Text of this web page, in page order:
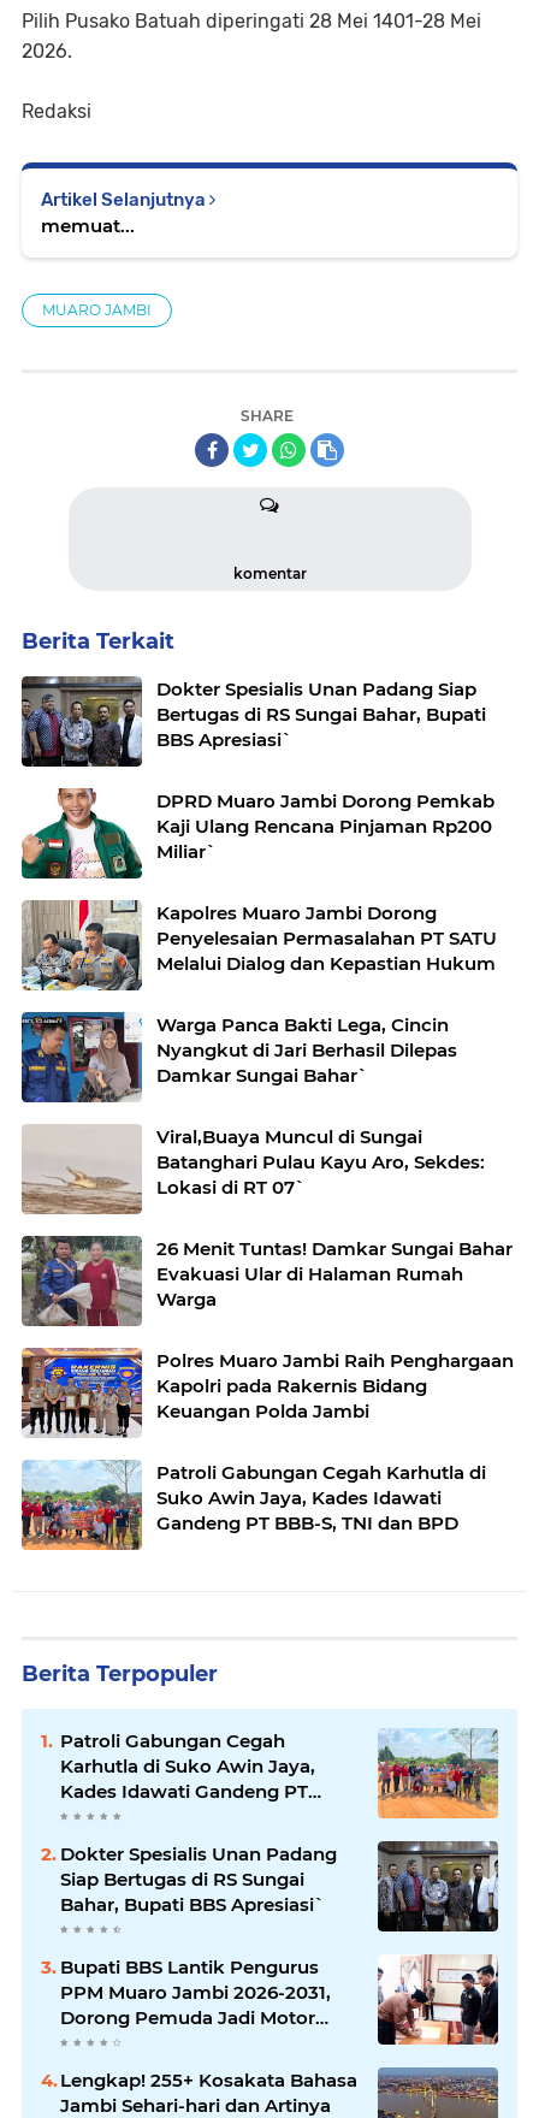
Pilih Pusako Batuah diperingati 28 Mei 1401-28 Mei
2026.
Redaksi
Artikel Selanjutnya
memuat...
MUARO JAMBI
SHARE
komentar
Berita Terkait
Dokter Spesialis Unan Padang Siap
Bertugas di RS Sungai Bahar, Bupati
BBS Apresiasi`
DPRD Muaro Jambi Dorong Pemkab
Kaji Ulang Rencana Pinjaman Rp200
Miliar`
Kapolres Muaro Jambi Dorong
Penyelesaian Permasalahan PT SATU
Melalui Dialog dan Kepastian Hukum
Warga Panca Bakti Lega, Cincin
Nyangkut di Jari Berhasil Dilepas
Damkar Sungai Bahar`
Viral,Buaya Muncul di Sungai
Batanghari Pulau Kayu Aro, Sekdes:
Lokasi di RT 07`
26 Menit Tuntas! Damkar Sungai Bahar
Evakuasi Ular di Halaman Rumah
Warga
Polres Muaro Jambi Raih Penghargaan
Kapolri pada Rakernis Bidang
Keuangan Polda Jambi
Patroli Gabungan Cegah Karhutla di
Suko Awin Jaya, Kades Idawati
Gandeng PT BBB-S, TNI dan BPD
Berita Terpopuler
Patroli Gabungan Cegah
Karhutla di Suko Awin Jaya,
Kades Idawati Gandeng PT
BBB-S, TNI dan BPD
Dokter Spesialis Unan Padang
Siap Bertugas di RS Sungai
Bahar, Bupati BBS Apresiasi`
Bupati BBS Lantik Pengurus
PPM Muaro Jambi 2026-2031,
Dorong Pemuda Jadi Motor
Perubahan
Lengkap! 255+ Kosakata Bahasa
Jambi Sehari-hari dan Artinya